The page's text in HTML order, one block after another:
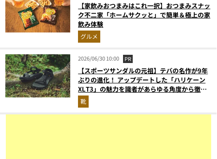
【家飲みおつまみはこれ一択】おつまみスナッ
ク不二家「ホームサクッと」で簡単＆極上の家
飲み体験
グルメ
2026/06/30 10:00 PR
【スポーツサンダルの元祖】テバの名作が9年
ぶりの進化！ アップデートした「ハリケーン
XLT3」の魅力を識者があらゆる角度から徹底
解説！
靴